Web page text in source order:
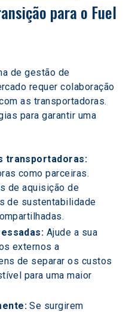
para o Fuel
de gestão de
requer colaboração
as transportadoras.
para garantir uma
transportadoras:
como parceiras.
de aquisição de
de sustentabilidade
Ajude a sua
externos a
de separar os custos
para uma maior
Se surgirem